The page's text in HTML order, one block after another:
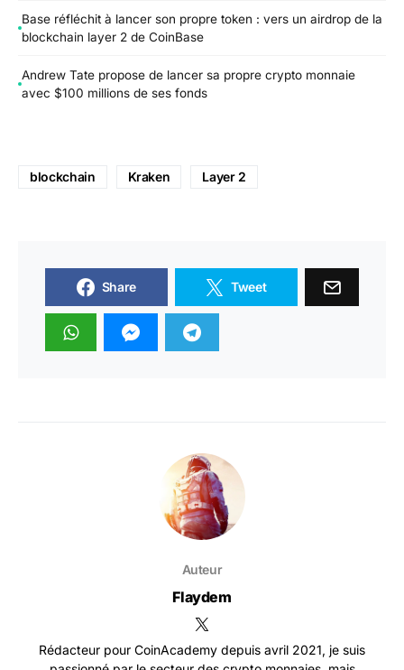
Base réfléchit à lancer son propre token : vers un airdrop de la
blockchain layer 2 de CoinBase
Andrew Tate propose de lancer sa propre crypto monnaie
avec $100 millions de ses fonds
blockchain Kraken Layer 2
Share Tweet
Auteur
Flaydem
Rédacteur pour CoinAcademy depuis avril 2021, je suis